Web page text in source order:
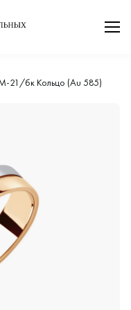
21/бк Кольцо (Au 585)